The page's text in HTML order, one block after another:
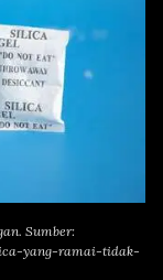
Sumber:
yang-ramai-tidak-